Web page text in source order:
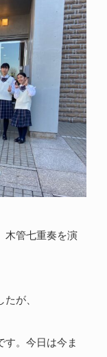
木管七重奏を演
が、
す。今日は今ま